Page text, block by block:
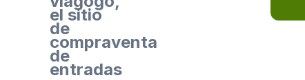
el sitio
de
compraventa
de
entradas